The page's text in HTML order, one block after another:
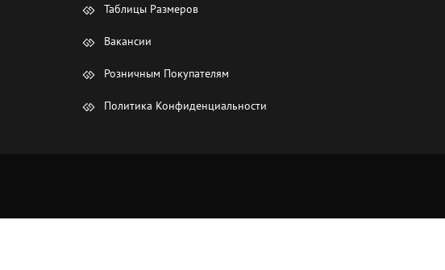
Таблицы Размеров
Вакансии
Розничным Покупателям
Политика Конфиденциальности